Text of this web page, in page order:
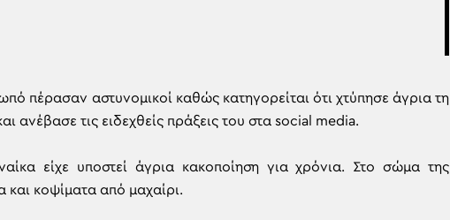
πέρασαν αστυνομικοί καθώς κατηγορείται ότι χτύπησε άγρια τη
ανέβασε τις ειδεχθείς πράξεις του στα social media.
είχε υποστεί άγρια κακοποίηση για χρόνια. Στο σώμα της
κοψίματα από μαχαίρι.